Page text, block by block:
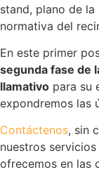
stand, plano de
normativa del
En este primer
segunda fase de
llamativo para su
expondremos las
Contáctenos, sin
nuestros
ofrecemos en las